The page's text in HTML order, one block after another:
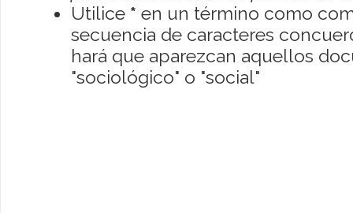
Utilice * en un término como
secuencia de caracteres
hará que aparezcan aquellos
"sociológico" o "social"